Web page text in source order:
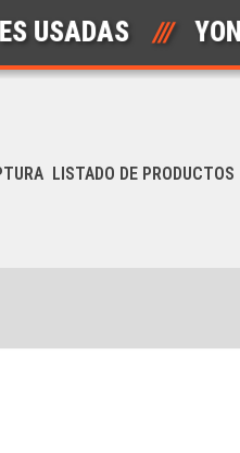
/// YONKE EN
LISTADO DE PRODUCTOS